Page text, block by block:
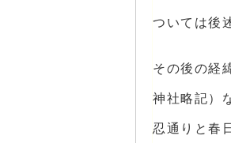
ついては後
その後の経
神社略記）
忍通りと春